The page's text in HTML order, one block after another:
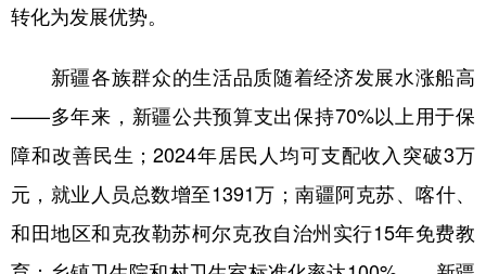
转化为发展优势。
新疆各族群众的生活品质随着经济发展水涨船高
——多年来，新疆公共预算支出保持70%以上用于保
障和改善民生；2024年居民人均可支配收入突破3万
元，就业人员总数增至1391万；南疆阿克苏、喀什、
和田地区和克孜勒苏柯尔克孜自治州实行15年免费教